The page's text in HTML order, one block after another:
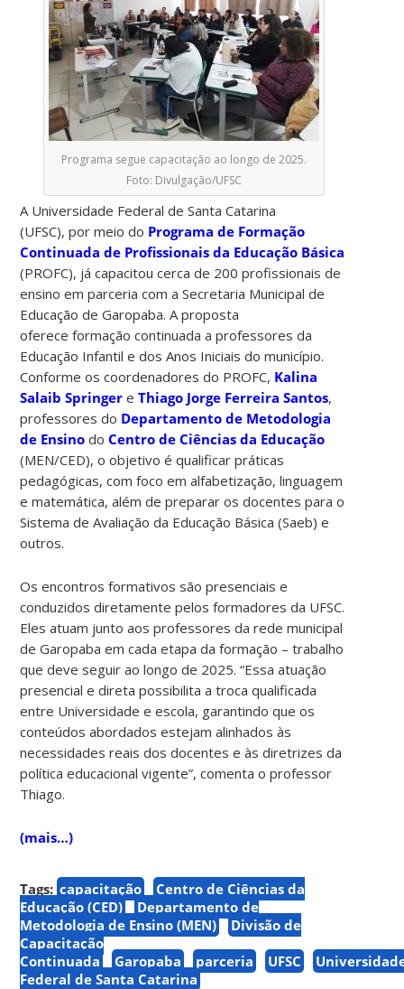
Programa segue capacitação ao longo de 2025.
Foto: Divulgação/UFSC
A Universidade Federal de Santa Catarina
(UFSC), por meio do Programa de Formação
Continuada de Profissionais da Educação Básica
(PROFC), já capacitou cerca de 200 profissionais de
ensino em parceria com a Secretaria Municipal de
Educação de Garopaba. A proposta
oferece formação continuada a professores da
Educação Infantil e dos Anos Iniciais do município.
Conforme os coordenadores do PROFC, Kalina
Salaib SpringereThiago Jorge Ferreira Santos,
professores do Departamento de Metodologia
de Ensino doCentro de Ciências da Educação
(MEN/CED), o objetivo é qualificar práticas
pedagógicas, com foco em alfabetização, linguagem
e matemática, além de preparar os docentes para o
Sistema de Avaliação da Educação Básica (Saeb) e
outros.
Os encontros formativos são presenciais e
conduzidos diretamente pelos formadores da UFSC.
Eles atuam junto aos professores da rede municipal
de Garopaba em cada etapa da formação – trabalho
que deve seguir ao longo de 2025. “Essa atuação
presencial e direta possibilita a troca qualificada
entre Universidade e escola, garantindo que os
conteúdos abordados estejam alinhados às
necessidades reais dos docentes e às diretrizes da
política educacional vigente”, comenta o professor
Thiago.
(mais…)
Tags: capacitação
Centro de Ciências da
Educação (CED)
Departamento de
Metodologia de Ensino (MEN)
Divisão de
Capacitação
Continuada
Garopaba parceria UFSC
Federal de Santa Catarina